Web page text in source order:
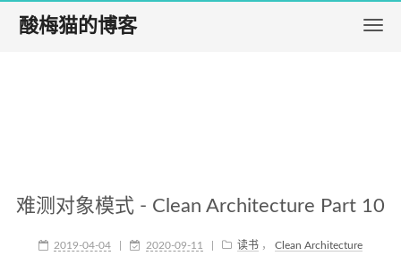
酸梅猫的博客
难测对象模式 - Clean Architecture Part 10
2019-04-04 2020-09-11 读书 ， Clean Architecture